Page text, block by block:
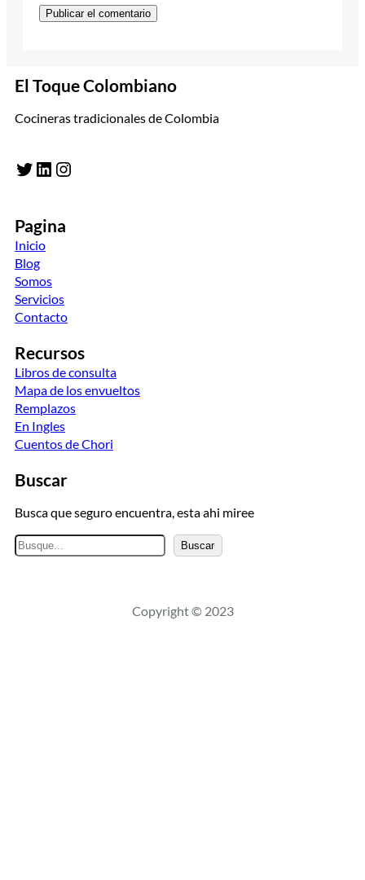
El Toque Colombiano
Cocineras tradicionales de Colombia
Twitter LinkedIn Instagram
Pagina
Inicio
Blog
Somos
Servicios
Contacto
Recursos
Libros de consulta
Mapa de los envueltos
Remplazos
En Ingles
Cuentos de Chori
Buscar
Busca que seguro encuentra, esta ahi miree
B
u
a
Buscar
Copyright © 2023